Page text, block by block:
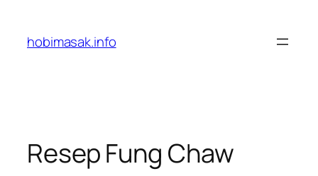
content
hobimasak.info
Resep Fung Chaw